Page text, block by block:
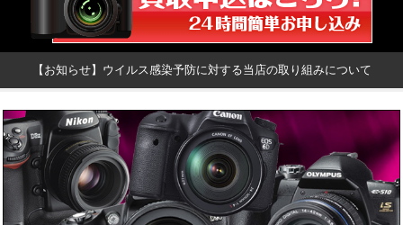
【お知らせ】ウイルス感染予防に対する当店の取り組みについて